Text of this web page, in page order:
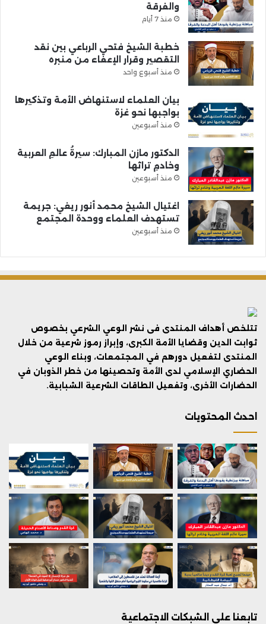
والفرقة
منذ 7 أيام
خطبة الشيخ فتحي الرباعي بين نقد
التقصير وقرار الإعفاء من منبره
منذ أسبوع واحد
بيان العلماء لاستنهاض الأمة وتذكيرها
بواجبها نحو غزة
منذ أسبوعين
الدكتور مازن المبارك: سيرةُ عالمِ العربية
وخادمِ تراثها
منذ أسبوعين
اغتيال الشيخ محمد أنور ريغي: جريمة
تستهدف العلماء ووحدة المجتمع
منذ أسبوعين
تتلخص أهداف المنتدى فى نشر الوعي الشرعي بخصوص
ثوابت الدين وقضايا الأمة الكبرى، وإبراز رموز شرعية من خلال
المنتدى لتفعيل دورهم في المجتمعات، وبناء الوعي
الحضاري الإسلامي لدى الأمة وتحصينها من خطر الذوبان في
الحضارات الأخرى، وتفعيل الطاقات الشرعية الشبابية.
احدث المحتويات
تابعنا على الشبكات الاجتماعية